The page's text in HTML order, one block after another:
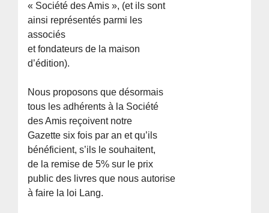
« Société des Amis », (et ils sont
ainsi représentés parmi les
associés
et fondateurs de la maison
d’édition).
Nous proposons que désormais
tous les adhérents à la Société
des Amis reçoivent notre
Gazette six fois par an et qu’ils
bénéficient, s’ils le souhaitent,
de la remise de 5% sur le prix
public des livres que nous autorise
à faire la loi Lang.